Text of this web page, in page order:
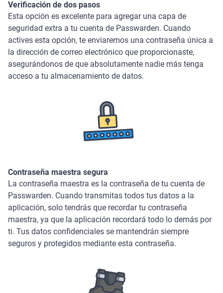
Verificación de dos pasos
Esta opción es excelente para agregar una capa de
seguridad extra a tu cuenta de Passwarden. Cuando
actives esta opción, te enviaremos una contraseña única a
la dirección de correo electrónico que proporcionaste,
asegurándonos de que absolutamente nadie más tenga
acceso a tu almacenamiento de datos.
Contraseña maestra segura
La contraseña maestra es la contraseña de tu cuenta de
Passwarden. Cuando transmitas todos tus datos a la
aplicación, solo tendrás que recordar tu contraseña
maestra, ya que la aplicación recordará todo lo demás por
ti. Tus datos confidenciales se mantendrán siempre
seguros y protegidos mediante esta contraseña.